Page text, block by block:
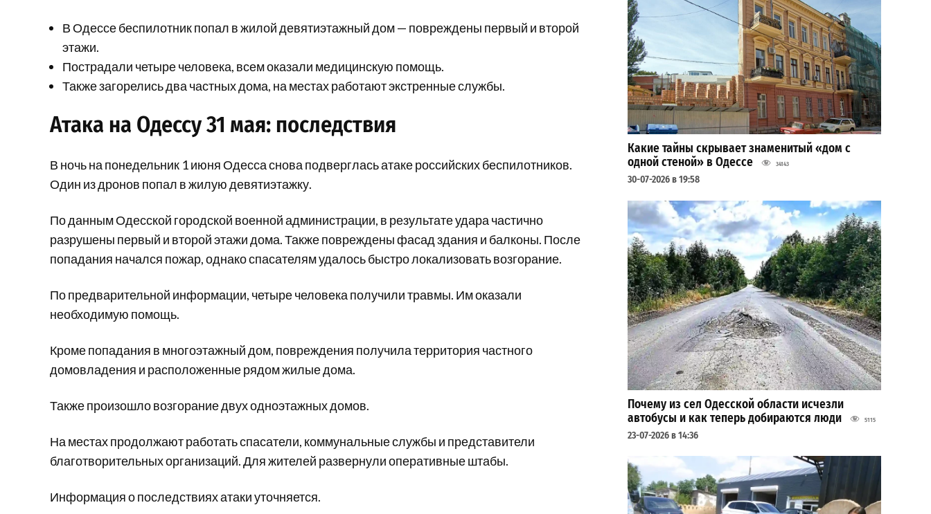
В Одессе беспилотник попал в жилой девятиэтажный дом — повреждены первый и второй
этажи.
Пострадали четыре человека, всем оказали медицинскую помощь.
Также загорелись два частных дома, на местах работают экстренные службы.
Атака на Одессу 31 мая: последствия
В ночь на понедельник 1 июня Одесса снова подверглась атаке российских беспилотников.
Один из дронов попал в жилую девятиэтажку.
По данным Одесской городской военной администрации, в результате удара частично
разрушены первый и второй этажи дома. Также повреждены фасад здания и балконы. После
попадания начался пожар, однако спасателям удалось быстро локализовать возгорание.
По предварительной информации, четыре человека получили травмы. Им оказали
необходимую помощь.
Кроме попадания в многоэтажный дом, повреждения получила территория частного
домовладения и расположенные рядом жилые дома.
Также произошло возгорание двух одноэтажных домов.
На местах продолжают работать спасатели, коммунальные службы и представители
благотворительных организаций. Для жителей развернули оперативные штабы.
Информация о последствиях атаки уточняется.
Какие тайны скрывает знаменитый «дом с
одной стеной» в Одессе
34143
30-07-2026 в 19:58
Почему из сел Одесской области исчезли
автобусы и как теперь добираются люди
5115
23-07-2026 в 14:36